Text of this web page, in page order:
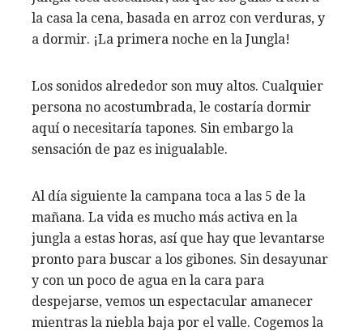
la casa la cena, basada en arroz con verduras, y
a dormir. ¡La primera noche en la Jungla!
Los sonidos alrededor son muy altos. Cualquier
persona no acostumbrada, le costaría dormir
aquí o necesitaría tapones. Sin embargo la
sensación de paz es inigualable.
Al día siguiente la campana toca a las 5 de la
mañana. La vida es mucho más activa en la
jungla a estas horas, así que hay que levantarse
pronto para buscar a los gibones. Sin desayunar
y con un poco de agua en la cara para
despejarse, vemos un espectacular amanecer
mientras la niebla baja por el valle. Cogemos la